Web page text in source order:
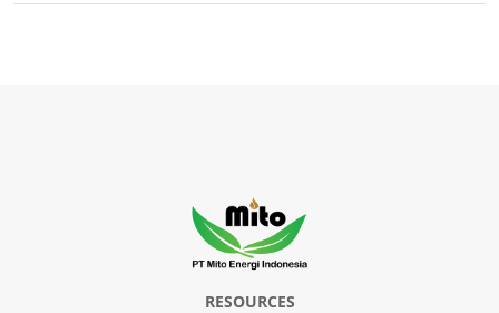
RESOURCES